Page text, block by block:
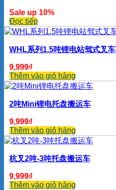
Sale up 10%
Đọc tiếp
WHL系列1.5吨锂电站驾式叉车
9,999₫
Thêm vào giỏ hàng
2吨Mini锂电托盘搬运车
9,999₫
Thêm vào giỏ hàng
杭叉2吨-3吨托盘搬运车
9,999₫
Thêm vào giỏ hàng